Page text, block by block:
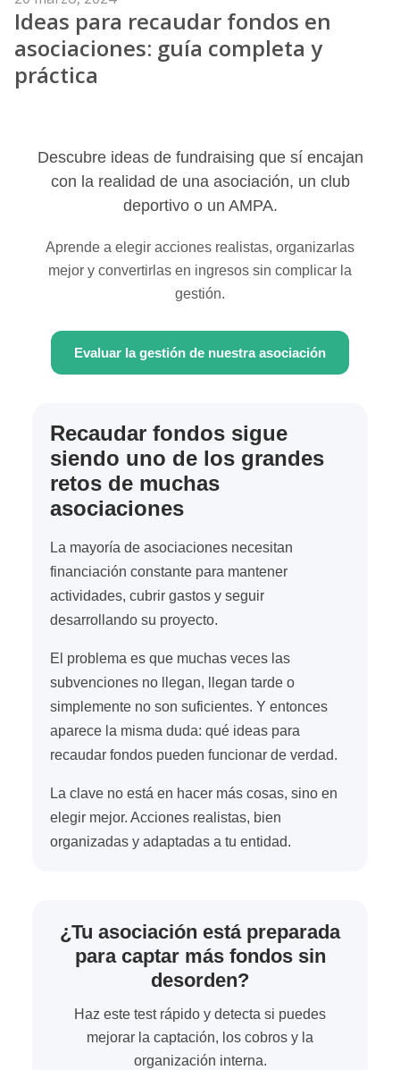
el
Ideas para recaudar fondos en
asociaciones: guía completa y
práctica
Descubre ideas de fundraising que sí encajan
con la realidad de una asociación, un club
deportivo o un AMPA.
Aprende a elegir acciones realistas, organizarlas
mejor y convertirlas en ingresos sin complicar la
gestión.
Evaluar la gestión de nuestra asociación
Recaudar fondos sigue
siendo uno de los grandes
retos de muchas
asociaciones
La mayoría de asociaciones necesitan
financiación constante para mantener
actividades, cubrir gastos y seguir
desarrollando su proyecto.
El problema es que muchas veces las
subvenciones no llegan, llegan tarde o
simplemente no son suficientes. Y entonces
aparece la misma duda: qué ideas para
recaudar fondos pueden funcionar de verdad.
La clave no está en hacer más cosas, sino en
elegir mejor. Acciones realistas, bien
organizadas y adaptadas a tu entidad.
¿Tu asociación está preparada
para captar más fondos sin
desorden?
Haz este test rápido y detecta si puedes
mejorar la captación, los cobros y la
organización interna.